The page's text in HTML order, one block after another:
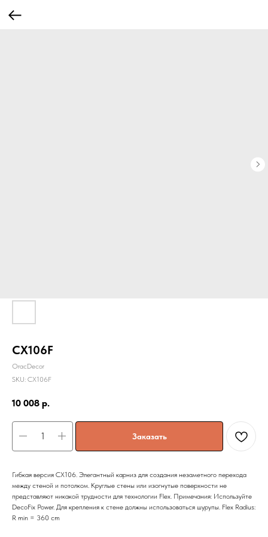
CX106F
OracDecor
SKU: CX106F
10 008 р.
Заказать
Гибкая версия CX106. Элегантный карниз для создания незаметного перехода
между стеной и потолком. Круглые стены или изогнутые поверхности не
представляют никакой трудности для технологии Flex. Примечания: Используйте
DecoFix Power. Для крепления к стене должны использоваться шурупы. Flex Radius:
R min = 360 cm